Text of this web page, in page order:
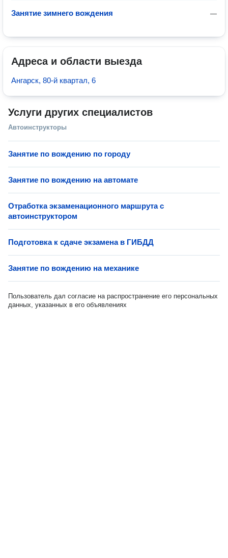
—
Занятие зимнего вождения
Адреса и области выезда
Ангарск, 80-й квартал, 6
Услуги других специалистов
Автоинструкторы
Занятие по вождению по городу
Занятие по вождению на автомате
Отработка экзаменационного маршрута с
автоинструктором
Подготовка к сдаче экзамена в ГИБДД
Занятие по вождению на механике
Пользователь дал согласие на распространение его персональных
данных, указанных в его объявлениях